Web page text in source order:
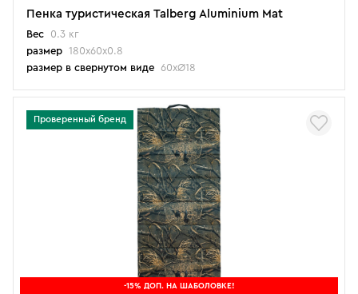
Пенка туристическая Talberg Aluminium Mat
Вес
0.3 кг
размер
180х60х0.8
размер в свернутом виде
60хØ18
Проверенный бренд
-15% ДОП. НА ШАБОЛОВКЕ!